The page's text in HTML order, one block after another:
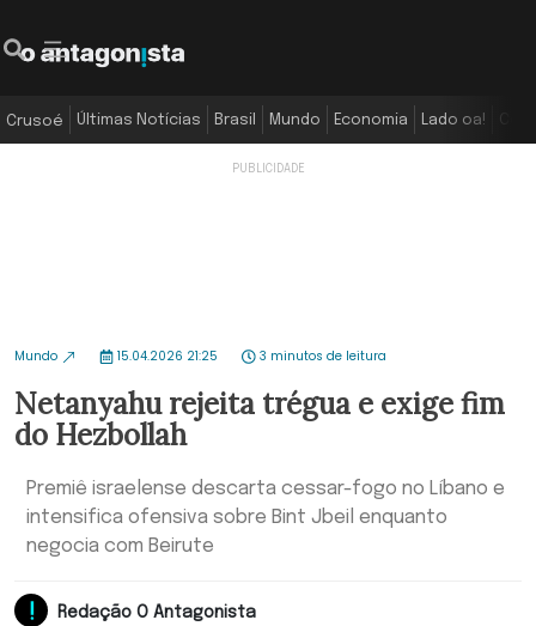
Crusoé Últimas Notícias Brasil Mundo Economia Lado oa!
Mundo 15.04.2026 21:25 3 minutos de leitura
Netanyahu rejeita trégua e exige fim
do Hezbollah
Premiê israelense descarta cessar-fogo no Líbano e
intensifica ofensiva sobre Bint Jbeil enquanto
negocia com Beirute
Redação O Antagonista